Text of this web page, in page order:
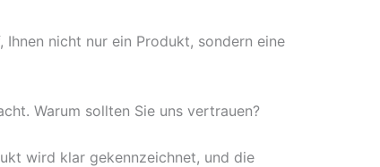
nicht nur ein Produkt, sondern eine
Warum sollten Sie uns vertrauen?
wird klar gekennzeichnet, und die